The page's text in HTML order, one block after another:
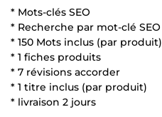
* Mots-clés SEO
* Recherche par mot-clé SEO
* 150 Mots inclus (par produit)
* 1 fiches produits
* 7 révisions accorder
* 1 titre inclus (par produit)
* livraison 2 jours